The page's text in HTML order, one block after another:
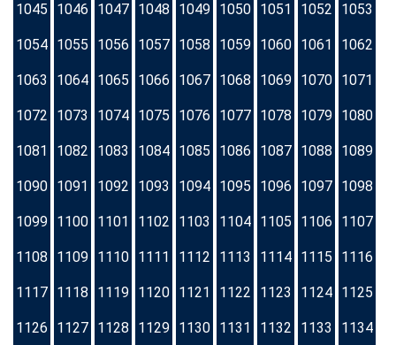
1045 1046 1047 1048 1049 1050 1051 1052 1053
1054 1055 1056 1057 1058 1059 1060 1061 1062
1063 1064 1065 1066 1067 1068 1069 1070 1071
1072 1073 1074 1075 1076 1077 1078 1079 1080
1081 1082 1083 1084 1085 1086 1087 1088 1089
1090 1091 1092 1093 1094 1095 1096 1097 1098
1099 1100 1101 1102 1103 1104 1105 1106 1107
1108 1109 1110 1111 1112 1113 1114 1115 1116
1117 1118 1119 1120 1121 1122 1123 1124 1125
1126 1127 1128 1129 1130 1131 1132 1133 1134